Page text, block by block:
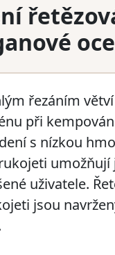
řezáním
při
s nízkou
uživatele.
jsou